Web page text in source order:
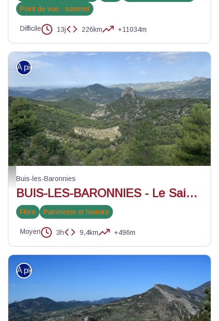
Point de vue - sommet
Difficile 13j 226km +11034m
Rocher Saint-Julien au centre et montagnes environnantes - ©Léo Michelet
À pied
Buis-les-Baronnies
BUIS-LES-BARONNIES - Le Saint-Julien
Flore Patrimoine et histoire
Moyen 3h 9,4km +496m
À pied